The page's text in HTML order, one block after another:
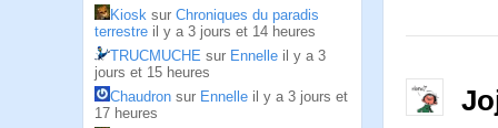
Kiosk sur Chroniques du paradis
terrestre il y a 3 jours et 14 heures
TRUCMUCHE sur Ennelle il y a 3
jours et 15 heures
Chaudron sur Ennelle il y a 3 jours et
17 heures